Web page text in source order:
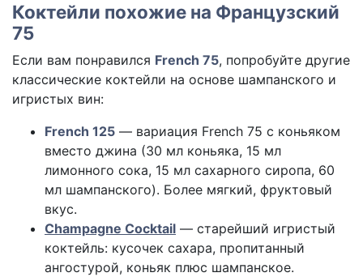
Коктейли похожие на Французский
75
Если вам понравился French 75, попробуйте другие
классические коктейли на основе шампанского и
игристых вин:
French 125 — вариация French 75 с коньяком
вместо джина (30 мл коньяка, 15 мл
лимонного сока, 15 мл сахарного сиропа, 60
мл шампанского). Более мягкий, фруктовый
вкус.
Champagne Cocktail — старейший игристый
коктейль: кусочек сахара, пропитанный
ангостурой, коньяк плюс шампанское.